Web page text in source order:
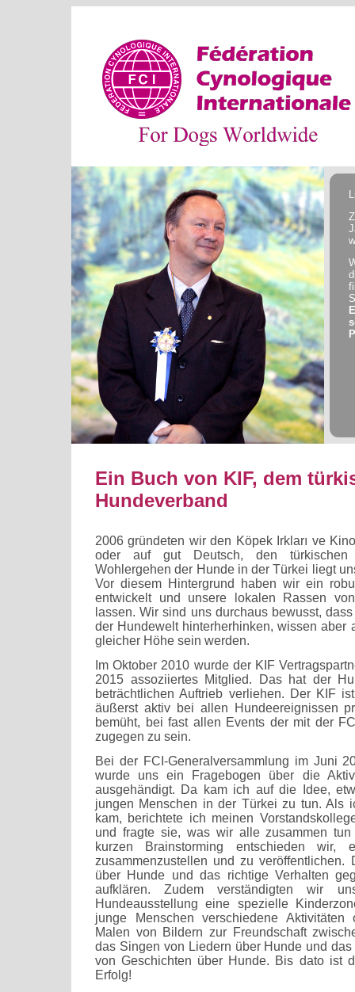
Ein Buch von KIF, dem
Hundeverband
2006 gründeten wir den Köpek Irkları ve
oder auf gut Deutsch, den türkischen
Wohlergehen der Hunde in der Türkei liegt
Vor diesem Hintergrund haben wir ein
entwickelt und unsere lokalen Rassen
lassen. Wir sind uns durchaus bewusst,
der Hundewelt hinterherhinken, wissen aber
gleicher Höhe sein werden.
Im Oktober 2010 wurde der KIF
2015 assoziiertes Mitglied. Das hat der
beträchtlichen Auftrieb verliehen. Der KIF
äußerst aktiv bei allen Hundeereignissen
bemüht, bei fast allen Events der mit der
zugegen zu sein.
Bei der FCI-Generalversammlung im Juni
wurde uns ein Fragebogen über die
ausgehändigt. Da kam ich auf die Idee,
jungen Menschen in der Türkei zu tun. Als
kam, berichtete ich meinen
und fragte sie, was wir alle zusammen
kurzen Brainstorming entschieden
zusammenzustellen und zu
über Hunde und das richtige Verhalten
aufklären. Zudem verständigten wir
Hundeausstellung eine spezielle
junge Menschen verschiedene Aktivitäten
Malen von Bildern zur Freundschaft
das Singen von Liedern über Hunde und
von Geschichten über Hunde. Bis dato ist
Erfolg!